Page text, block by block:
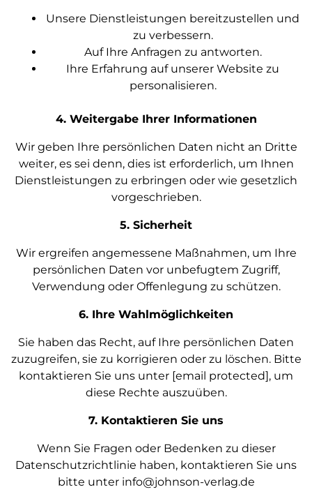
Unsere Dienstleistungen bereitzustellen und
zu verbessern.
Auf Ihre Anfragen zu antworten.
Ihre Erfahrung auf unserer Website zu
personalisieren.
4. Weitergabe Ihrer Informationen
Wir geben Ihre persönlichen Daten nicht an Dritte
weiter, es sei denn, dies ist erforderlich, um Ihnen
Dienstleistungen zu erbringen oder wie gesetzlich
vorgeschrieben.
5. Sicherheit
Wir ergreifen angemessene Maßnahmen, um Ihre
persönlichen Daten vor unbefugtem Zugriff,
Verwendung oder Offenlegung zu schützen.
6. Ihre Wahlmöglichkeiten
Sie haben das Recht, auf Ihre persönlichen Daten
zuzugreifen, sie zu korrigieren oder zu löschen. Bitte
kontaktieren Sie uns unter [email protected], um
diese Rechte auszuüben.
7. Kontaktieren Sie uns
Wenn Sie Fragen oder Bedenken zu dieser
Datenschutzrichtlinie haben, kontaktieren Sie uns
bitte unter info@johnson-verlag.de